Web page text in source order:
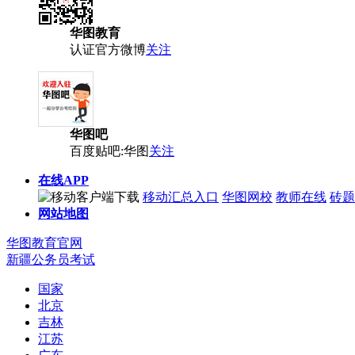
华图教育
认证官方微博关注
华图吧
百度贴吧:华图关注
在线APP
移动汇总入口 华图网校 教师在线 砖
网站地图
华图教育官网
新疆公务员考试
国家
北京
吉林
江苏